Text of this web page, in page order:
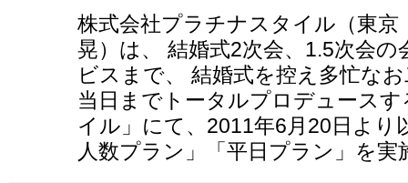
株式会社プラチナスタイル（東京
晃）は、 結婚式2次会、1.5次会
ビスまで、 結婚式を控え多忙な
当日までトータルプロデュース
イル」にて、2011年6月20日より
人数プラン」「平日プラン」を